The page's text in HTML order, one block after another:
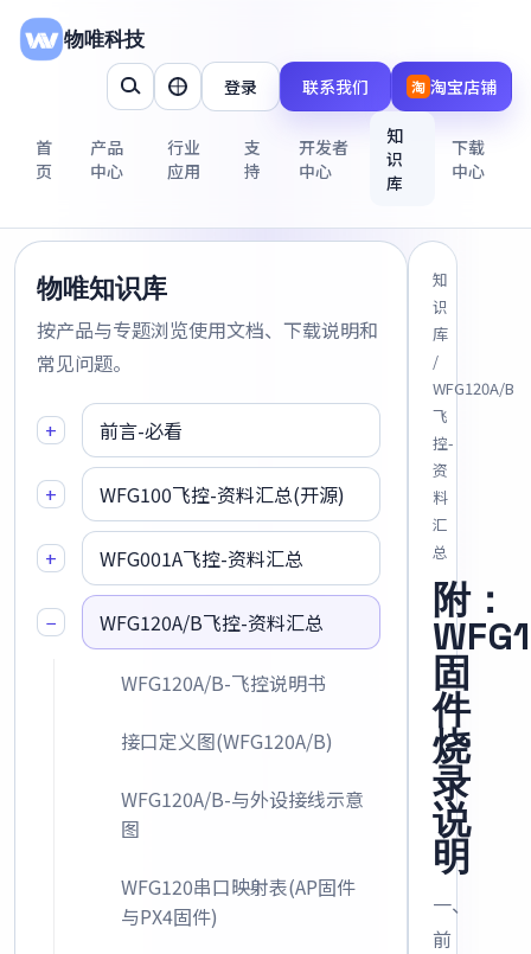
物唯科技
首
页
产品
中心
行业
应用
支
持
开发者
中心
知
识
库
下载
中心
登录 联系我们 淘 淘宝店铺
物唯知识库
按产品与专题浏览使用文档、下载说明和
常见问题。
+ 前言-必看
+ WFG100飞控-资料汇总(开源)
+ WFG001A飞控-资料汇总
− WFG120A/B飞控-资料汇总
WFG120A/B-飞控说明书
接口定义图(WFG120A/B)
WFG120A/B-与外设接线示意
图
WFG120串口映射表(AP固件
与PX4固件)
知
识
库
/
WFG120A/B
飞
控-
资
料
汇
总
附：
固
件
烧
录
说
明
一、
前